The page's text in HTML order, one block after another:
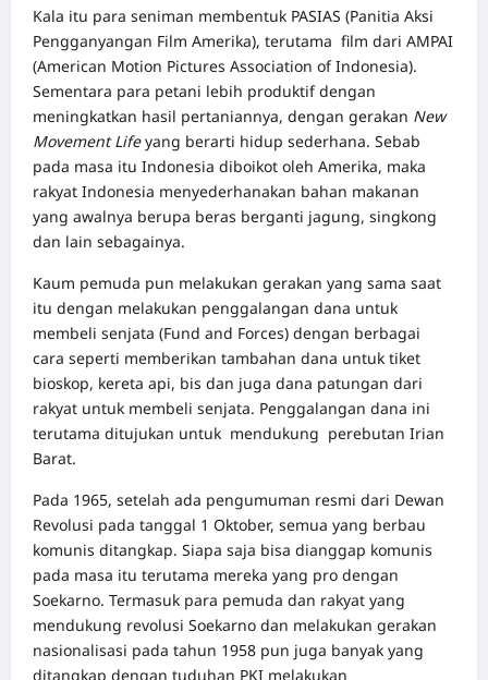
Kala itu para seniman membentuk PASIAS (Panitia Aksi
Pengganyangan Film Amerika), terutama film dari AMPAI
(American Motion Pictures Association of Indonesia).
Sementara para petani lebih produktif dengan
meningkatkan hasil pertaniannya, dengan gerakan New
Movement Lifeyang berarti hidup sederhana. Sebab
pada masa itu Indonesia diboikot oleh Amerika, maka
rakyat Indonesia menyederhanakan bahan makanan
yang awalnya berupa beras berganti jagung, singkong
dan lain sebagainya.
Kaum pemuda pun melakukan gerakan yang sama saat
itu dengan melakukan penggalangan dana untuk
membeli senjata (Fund and Forces) dengan berbagai
cara seperti memberikan tambahan dana untuk tiket
bioskop, kereta api, bis dan juga dana patungan dari
rakyat untuk membeli senjata. Penggalangan dana ini
terutama ditujukan untuk mendukung perebutan Irian
Barat.
Pada 1965, setelah ada pengumuman resmi dari Dewan
Revolusi pada tanggal 1 Oktober, semua yang berbau
komunis ditangkap. Siapa saja bisa dianggap komunis
pada masa itu terutama mereka yang pro dengan
Soekarno. Termasuk para pemuda dan rakyat yang
mendukung revolusi Soekarno dan melakukan gerakan
nasionalisasi pada tahun 1958 pun juga banyak yang
ditangkap dengan tuduhan PKI melakukan